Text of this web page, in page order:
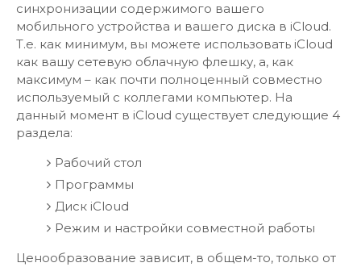
синхронизации содержимого вашего
мобильного устройства и вашего диска в iCloud.
Т.е. как минимум, вы можете использовать iCloud
как вашу сетевую облачную флешку, а, как
максимум – как почти полноценный совместно
используемый с коллегами компьютер. На
данный момент в iCloud существует следующие 4
раздела:
Рабочий стол
Программы
Диск iCloud
Режим и настройки совместной работы
Ценообразование зависит, в общем-то, только от